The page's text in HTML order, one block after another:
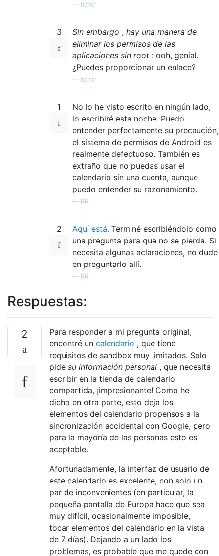
halfer
3 Sin embargo , hay una manera de
eliminar los permisos de las
aplicaciones sin root : ooh, genial.
¿Puedes proporcionar un enlace?
halfer
1
No lo he visto escrito en ningún lado,
lo escribiré esta noche. Puedo
entender perfectamente su precaución,
el sistema de permisos de Android es
realmente defectuoso. También es
extraño que no puedas usar el
calendario sin una cuenta, aunque
puedo entender su razonamiento.
— RR
2 Aquí está. Terminé escribiéndolo como
una pregunta para que no se pierda. Si
necesita algunas aclaraciones, no dude
en preguntarlo allí.
— RR
Respuestas:
2
Para responder a mi pregunta original,
encontré un calendario , que tiene
requisitos de sandbox muy limitados. Solo
pide su información personal , que necesita
escribir en la tienda de calendario
compartida, ¡impresionante! Como he
dicho en otra parte, esto deja los
elementos del calendario propensos a la
sincronización accidental con Google, pero
para la mayoría de las personas esto es
aceptable.
Afortunadamente, la interfaz de usuario de
este calendario es excelente, con solo un
par de inconvenientes (en particular, la
pequeña pantalla de Europa hace que sea
muy difícil, ocasionalmente imposible,
tocar elementos del calendario en la vista
de 7 días). Dejando a un lado los
problemas, es probable que me quede con